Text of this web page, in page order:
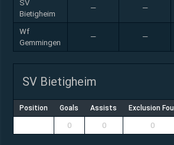
SV
Bietigheim
— —
Wf
Gemmingen
— —
SV Bietigheim
Position Goals Assists Exclusion Foul
0 0 0